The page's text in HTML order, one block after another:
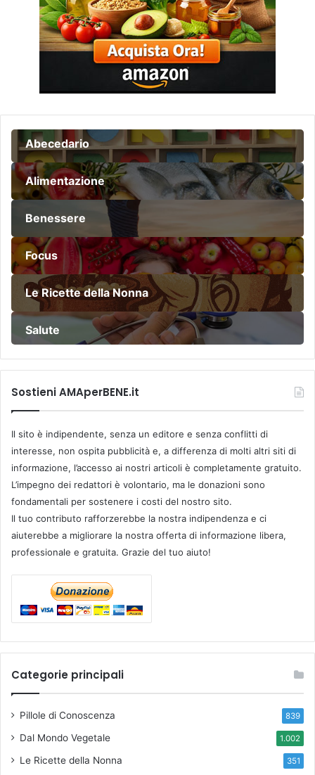
Abecedario
Alimentazione
Benessere
Focus
Le Ricette della Nonna
Salute
Sostieni AMAperBENE.it
Il sito è indipendente, senza un editore e senza conflitti di
interesse, non ospita pubblicità e, a differenza di molti altri siti di
informazione, l’accesso ai nostri articoli è completamente gratuito.
L’impegno dei redattori è volontario, ma le donazioni sono
fondamentali per sostenere i costi del nostro sito.
Il tuo contributo rafforzerebbe la nostra indipendenza e ci
aiuterebbe a migliorare la nostra offerta di informazione libera,
professionale e gratuita. Grazie del tuo aiuto!
Categorie principali
Pillole di Conoscenza 839
Dal Mondo Vegetale 1.002
Le Ricette della Nonna 351